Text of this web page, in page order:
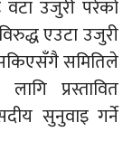
उजुरी परेको
एउटा उजुरी
समितिले
प्रस्तावित
सुनुवाइ गर्ने